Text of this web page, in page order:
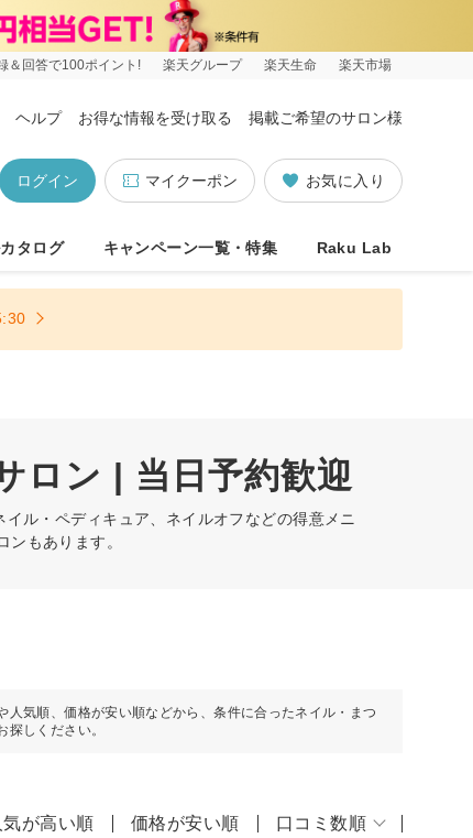
＆回答で100ポイント! 楽天グループ 楽天生命 楽天市場
ヘルプ お得な情報を受け取る 掲載ご希望のサロン様
お気に入り
マイクーポン
ログイン
タログ キャンペーン一覧・特集 Raku Lab
ロン | 当日予約歓迎
ル・ペディキュア、ネイルオフなどの得意メニ
もあります。
人気順、価格が安い順などから、条件に合ったネイル・まつ
探しください。
気が高い順 価格が安い順 口コミ数順